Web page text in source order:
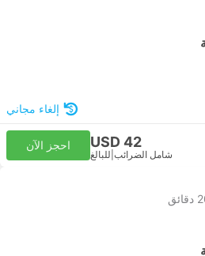
إلغاء مجاني
USD 42
شامل الضرائب للبالغ
احجز الآن